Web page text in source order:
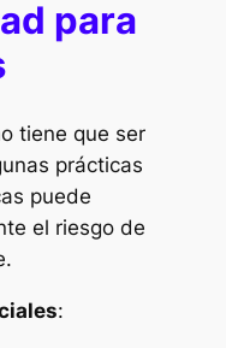
para
tiene que ser
prácticas
puede
el riesgo de
: